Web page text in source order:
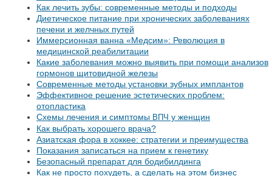
Как лечить зубы: современные методы и подходы
Диетическое питание при хронических заболеваниях
печени и желчных путей
Иммерсионная ванна «Медсим»: Революция в
медицинской реабилитации
Какие заболевания можно выявить при помощи анализов
гормонов щитовидной железы
Современные методы установки зубных имплантов
Эффективное решение эстетических проблем:
отопластика
Схемы лечения и симптомы ВПЧ у женщин
Как выбрать хорошего врача?
Азиатская фора в хоккее: стратегии и преимущества
Показания записаться на прием к генетику
Безопасный препарат для бодибилдинга
Как не просто похудеть, а сделать на этом бизнес